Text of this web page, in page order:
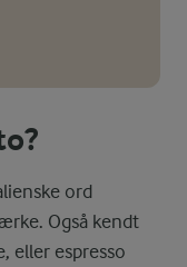
ord
Også kendt
eller espresso